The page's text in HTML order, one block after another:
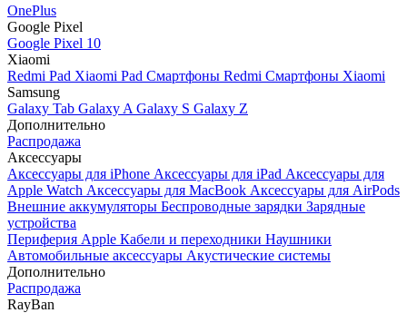
OnePlus
Google Pixel
Google Pixel 10
Xiaomi
Redmi Pad Xiaomi Pad Смартфоны Redmi Смартфоны Xiaomi
Samsung
Galaxy Tab Galaxy A Galaxy S Galaxy Z
Дополнительно
Распродажа
Аксессуары
Аксессуары для iPhone Аксессуары для iPad Аксессуары для
Apple Watch Аксессуары для MacBook Аксессуары для AirPods
Внешние аккумуляторы Беспроводные зарядки Зарядные
устройства
Периферия Apple Кабели и переходники Наушники
Автомобильные аксессуары Акустические системы
Дополнительно
Распродажа
RayBan